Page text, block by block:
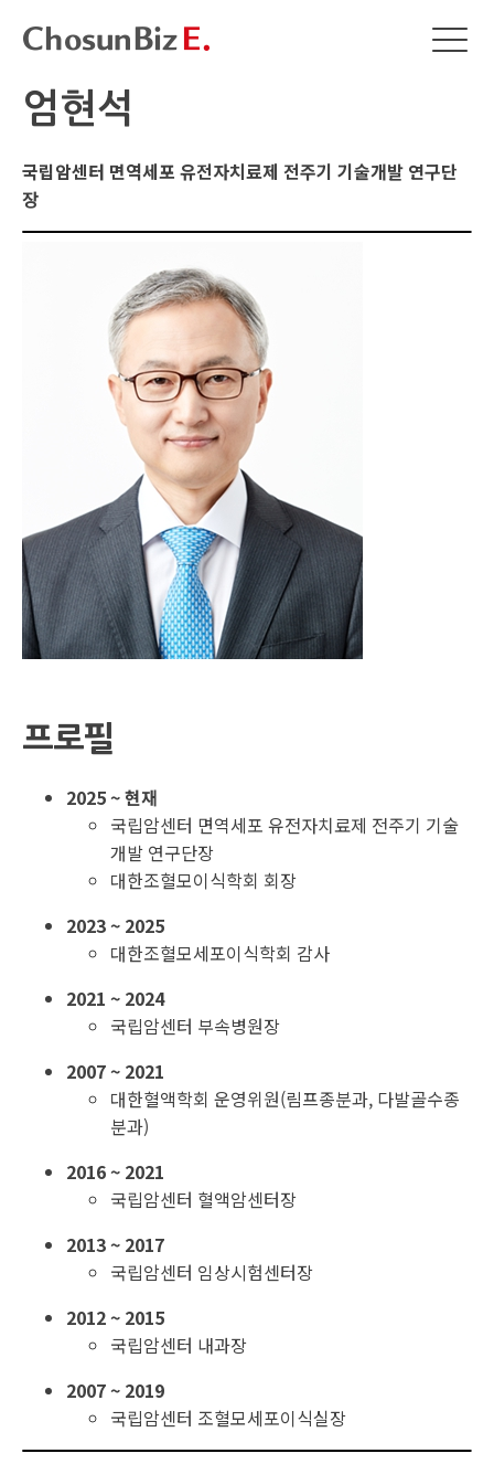
엄현석
국립암센터 면역세포 유전자치료제 전주기 기술개발 연구단
장
프로필
2025 ~ 현재
국립암센터 면역세포 유전자치료제 전주기 기술
개발 연구단장
대한조혈모이식학회 회장
2023 ~ 2025
대한조혈모세포이식학회 감사
2021 ~ 2024
국립암센터 부속병원장
2007 ~ 2021
대한혈액학회 운영위원(림프종분과, 다발골수종
분과)
2016 ~ 2021
국립암센터 혈액암센터장
2013 ~ 2017
국립암센터 임상시험센터장
2012 ~ 2015
국립암센터 내과장
2007 ~ 2019
국립암센터 조혈모세포이식실장